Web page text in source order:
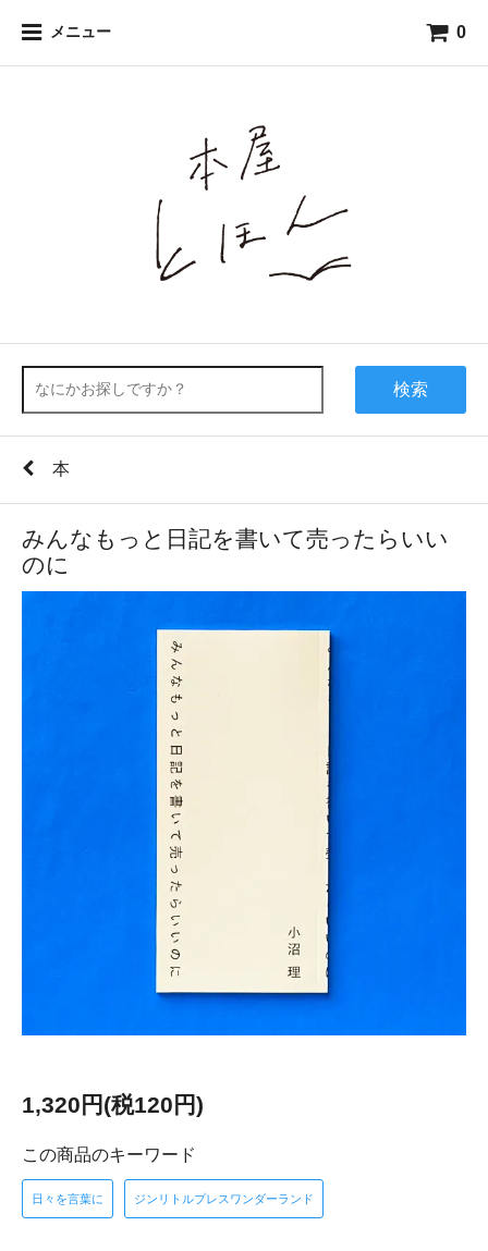
メニュー 0
検索
本
みんなもっと日記を書いて売ったらいい
のに
1,320円(税120円)
この商品のキーワード
日々を言葉に ジンリトルプレスワンダーランド